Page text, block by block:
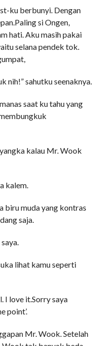
ku berbunyi. Dengan
si Ongen,
hati. Aku masih pakai
selana pendek tok.
nih!” sahutku seenaknya.
saat ku tahu yang
kalau Mr. Wook
kalem.
biru muda yang kontras
saja.
lihat kamu seperti
I love it.Sorry saya
point’.
Mr. Wook. Setelah